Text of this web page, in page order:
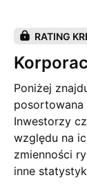
RATING
Poniżej
posortowana
Inwestorzy
względu na
zmienności
inne